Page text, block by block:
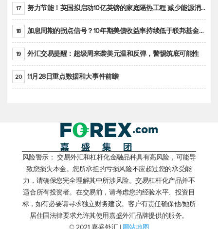
17 努力节能！英国拟启动10亿英镑的家庭隔热工程 减少能源消耗
18 加息周期的拐点信号？10年期美债收益率持续低于联邦基金利率目标区间
19 外汇交易提醒：超级周来袭美元温和反弹，警惕筑底可能性
20 11月28日重点数据和大事件前瞻
风险警示： 交易外汇和杠杆化金融品种具有高风险，可能导
致您损失本金。您所承担的亏损风险不应超过您的承受能
力，请确保您完全理解其中所涉风险。交易杠杆化产品并不
适合所有投资者。在交易前，请考虑您的经验水平、投资目
标，如有必要请寻求独立财务建议。客户有责任确保他/她所
居住国法律要求允许其使用嘉盛外汇品牌提供的服务。
© 2021 嘉盛外汇 | 网站地图